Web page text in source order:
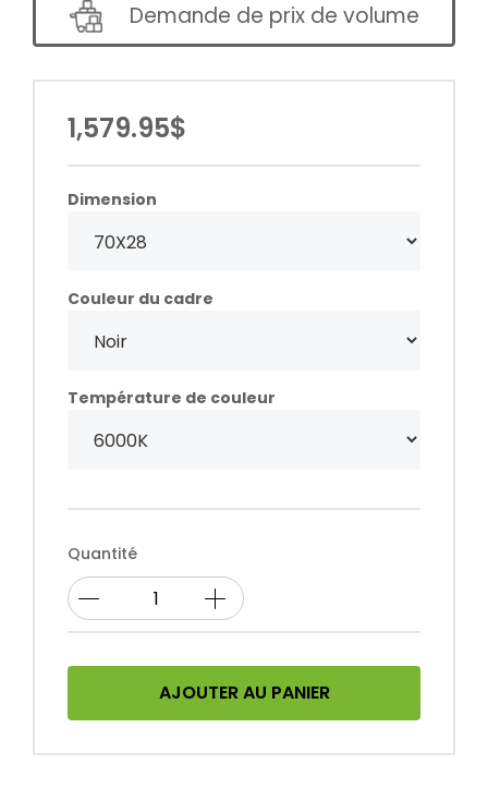
Demande de prix de volume
1,579.95$
Dimension
Couleur du cadre
Température de couleur
Quantité
AJOUTER AU PANIER